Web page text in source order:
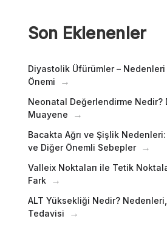
Son Eklenenler
Diyastolik Üfürümler –
Önemi
Neonatal Değerlendirme Nedir?
Muayene
Bacakta Ağrı ve Şişlik
ve Diğer Önemli Sebepler
Valleix Noktaları ile Tetik
Fark
ALT Yüksekliği Nedir?
Tedavisi